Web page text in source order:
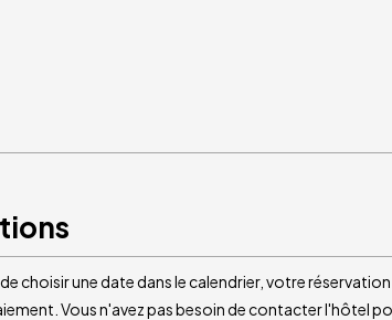
choisir une date dans le calendrier, votre
Vous n'avez pas besoin de contacter l'hôtel